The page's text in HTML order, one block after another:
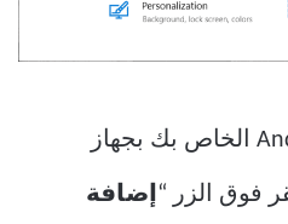
3. الآن لربط هاتف Android الخاص بك بجهاز
فوق الزر “ إضافة